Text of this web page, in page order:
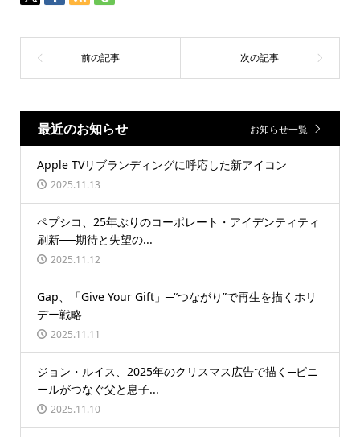
最近のお知らせ お知らせ一覧
Apple TVリブランディングに呼応した新アイコン
2025.11.13
ペプシコ、25年ぶりのコーポレート・アイデンティティ
刷新──期待と失望の...
2025.11.12
Gap、「Give Your Gift」─“つながり”で再生を描くホリ
デー戦略
2025.11.11
ジョン・ルイス、2025年のクリスマス広告で描く─ビニ
ールがつなぐ父と息子...
2025.11.10